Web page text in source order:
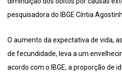
pesquisadora do IBGE Cíntia
O aumento da expectativa de vida,
de fecundidade, leva a um
acordo com o IBGE, a proporção de